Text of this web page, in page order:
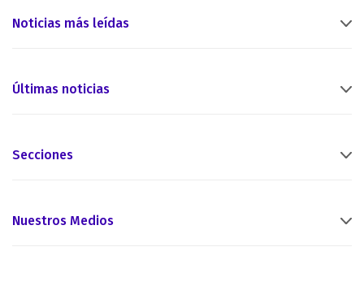
Noticias más leídas
Últimas noticias
Secciones
Nuestros Medios